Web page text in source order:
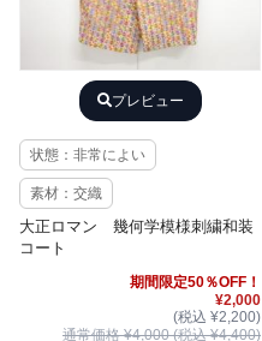
プレビュー
状態：非常によい
素材：交織
大正ロマン 幾何学模様刺繍和装
コート
期間限定50％OFF！
¥2,000
(税込 ¥2,200)
通常価格 ¥4,000 (税込 ¥4,400)